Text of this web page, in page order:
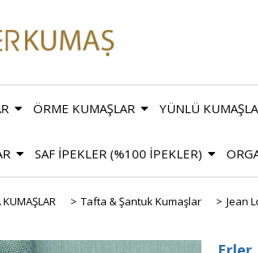
ÖRME KUMAŞLAR YÜNLÜ
SAF İPEKLER (%100 İPEKLER)
> Tafta & Şantuk Kumaşlar > Jean